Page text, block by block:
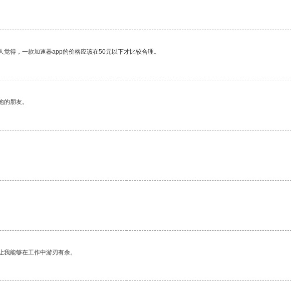
得，一款加速器app的价格应该在50元以下才比较合理。
朋友。
能够在工作中游刃有余。